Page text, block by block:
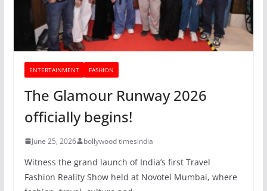
ENTERTAINMENT FASHION
The Glamour Runway 2026
officially begins!
June 25, 2026 bollywood timesindia
Witness the grand launch of India’s first Travel
Fashion Reality Show held at Novotel Mumbai, where